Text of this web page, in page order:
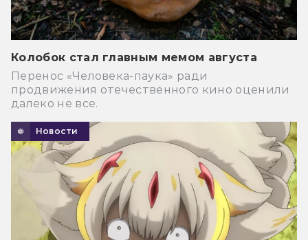
Колобок стал главным мемом августа
Перенос «Человека-паука» ради
продвижения отечественного кино оценили
далеко не все.
Новости